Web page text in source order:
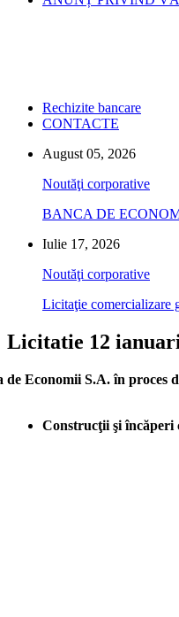
Rechizite bancare
CONTACTE
August 05, 2026
Noutăţi corporative
BANCA DE
Iulie 17, 2026
Noutăţi corporative
Licitaţie comercializare
Licitatie 12
de Economii S.A. în proces
Construcţii şi încăperi